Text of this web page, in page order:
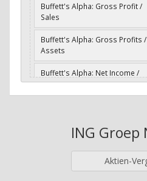
Buffett's Alpha: Gross Profit /
Sales
Buffett's Alpha: Gross Profits /
Assets
Buffett's Alpha: Net Income /
Assets
Buffett's Alpha: Wachstum
Profit / Sales
Buffett's Alpha: Wachstum
ING Groep
Aktien-